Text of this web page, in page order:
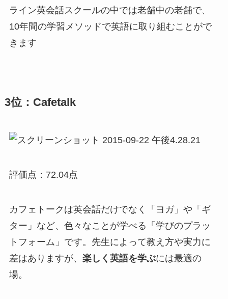
ライン英会話スクールの中では老舗中の老舗で、
10年間の学習メソッドで英語に取り組むことがで
きます
3位：Cafetalk
評価点：72.04点
カフェトークは英会話だけでなく「ヨガ」や「ギ
ター」など、色々なことが学べる「学びのプラッ
トフォーム」です。先生によって教え方や実力に
差はありますが、 楽しく英語を学ぶには最適の
場。